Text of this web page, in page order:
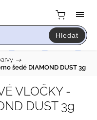
Hledat
/
šedé DIAMOND DUST 3g
VLOČKY -
DUST 3g